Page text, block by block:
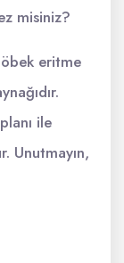
misiniz?
eritme
ile
Unutmayın,